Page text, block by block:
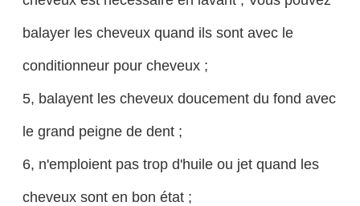
balayer les cheveux quand ils sont avec le
conditionneur pour cheveux ;
5, balayent les cheveux doucement du fond avec
le grand peigne de dent ;
6, n'emploient pas trop d'huile ou jet quand les
cheveux sont en bon état ;